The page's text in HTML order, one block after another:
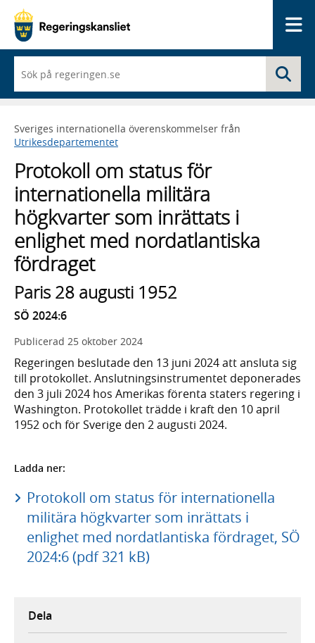
du
börjar
skriva
framträder
en
med
sökförslag
Sveriges internationella överenskommelser från
Utrikesdepartementet
Protokoll om status för
internationella militära
högkvarter som inrättats i
enlighet med nordatlantiska
fördraget
Paris 28 augusti 1952
SÖ 2024:6
Publicerad 25 oktober 2024
Regeringen beslutade den 13 juni 2024 att ansluta sig
till protokollet. Anslutningsinstrumentet deponerades
den 3 juli 2024 hos Amerikas förenta staters regering i
Washington. Protokollet trädde i kraft den 10 april
1952 och för Sverige den 2 augusti 2024.
Ladda ner:
Protokoll om status för internationella
militära högkvarter som inrättats i
enlighet med nordatlantiska fördraget, SÖ
2024:6 (pdf 321 kB)
Dela